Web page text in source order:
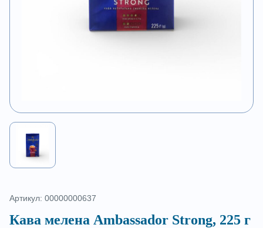
Артикул: 00000000637
Кава мелена Ambassador Strong, 225 г